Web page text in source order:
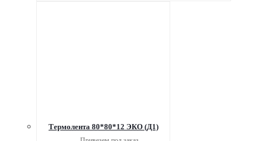
Термолента 80*80*12 ЭКО (Д1)